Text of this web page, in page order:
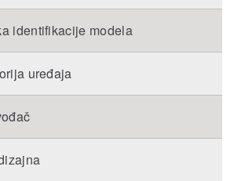
identifikacije modela
uređaja